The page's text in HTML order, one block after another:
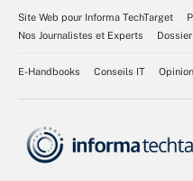
Site Web pour Informa TechTarget
Nos Journalistes et Experts
E-Handbooks Conseils IT